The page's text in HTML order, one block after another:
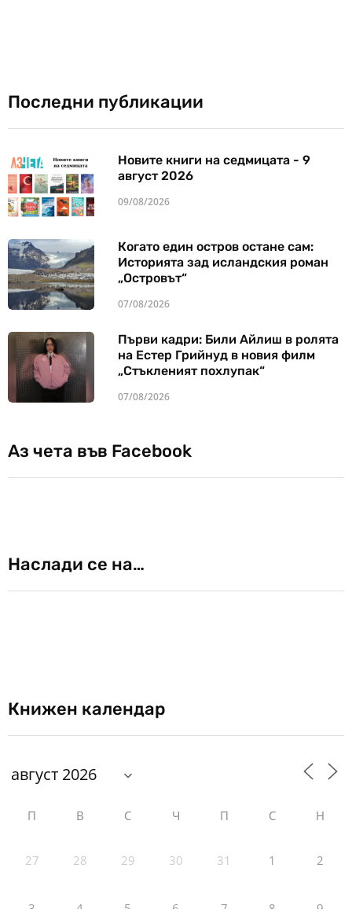
Последни публикации
Новите книги на седмицата - 9
август 2026
09/08/2026
Когато един остров остане сам:
Историята зад исландския роман
„Островът“
07/08/2026
Първи кадри: Били Айлиш в ролята
на Естер Грийнуд в новия филм
„Стъкленият похлупак“
07/08/2026
Аз чета във Facebook
Наслади се на…
Книжен календар
П В С Ч П С Н
27 28 29 30 31 1 2